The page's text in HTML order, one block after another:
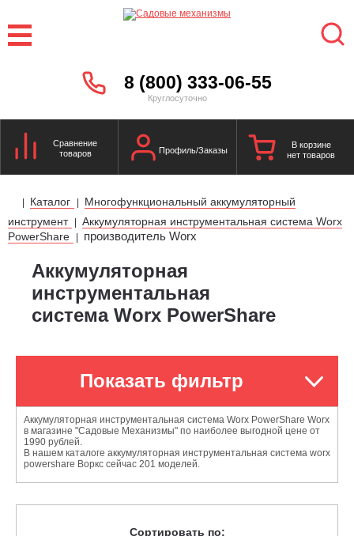
8 (800) 333-06-55
Круглосуточно
Сравнение
товаров
Профиль/Заказы
В корзине
нет товаров
| Каталог |
Многофункциональный аккумуляторный
инструмент
| Аккумуляторная инструментальная система Worx
PowerShare
| производитель Worx
Аккумуляторная
инструментальная
система Worx PowerShare
Показать фильтр
Аккумуляторная инструментальная система Worx PowerShare Worx
в магазине "Садовые Механизмы" по наиболее выгодной цене от
1990 рублей.
В нашем каталоге аккумуляторная инструментальная система worx
powershare Воркс сейчас 201 моделей.
Сортировать по: